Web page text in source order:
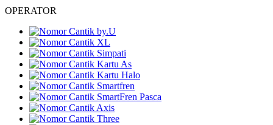
OPERATOR